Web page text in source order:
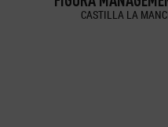
CASTILLA LA